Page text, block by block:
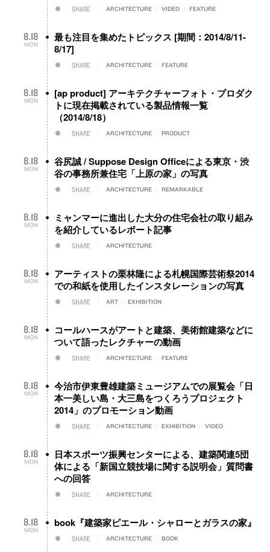
SHARE ARCHITECTURE VIDEO FEATURE
8.18
MON
最も注目を集めたトピックス [期間：2014/8/11-
8/17]
SHARE ARCHITECTURE FEATURE
8.18
MON
[ap product] アーキテクチャーフォト・プロダク
トに現在掲載されている製品情報一覧
（2014/8/18）
SHARE ARCHITECTURE PRODUCT
8.18
MON
谷尻誠 / Suppose Design Officeによる東京・渋
谷の事務所兼住宅「上原の家」の写真
SHARE ARCHITECTURE REMARKABLE
8.18
MON
ミャンマーに進出した大分の住宅会社の取り組み
を紹介しているレポート記事
SHARE ARCHITECTURE
8.18
MON
アーティストの栗林隆による札幌国際芸術祭2014
での和紙を使用したインスタレーションの写真
SHARE ART EXHIBITION
8.18
MON
コールハースがアートと建築、美術館建築などに
ついて語ったレクチャーの動画
SHARE ARCHITECTURE FEATURE
8.18
MON
今治市伊東豊雄建築ミュージアムでの展覧会「日
本一美しい島・大三島をつくろうプロジェクト
2014」のプロモーション動画
SHARE ARCHITECTURE EXHIBITION VIDEO
8.18
MON
日本スポーツ振興センターによる、建築関連5団
体による「新国立競技場に関する説明会」質問書
への回答
SHARE ARCHITECTURE
8.18
MON
book『建築家ピエール・シャローとガラスの家』
SHARE ARCHITECTURE BOOK